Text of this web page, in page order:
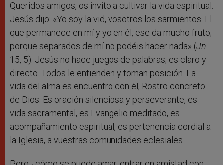
Queridos amigos, os invito a cultivar la vida espiritual.
Jesús dijo: «Yo soy la vid, vosotros los sarmientos. El
que permanece en mí y yo en él, ese da mucho fruto;
porque separados de mí no podéis hacer nada» (Jn
15, 5). Jesús no hace juegos de palabras; es claro y
directo. Todos le entienden y toman posición. La
vida del alma es encuentro con él, Rostro concreto
de Dios. Es oración silenciosa y perseverante, es
vida sacramental, es Evangelio meditado, es
acompañamiento espiritual, es pertenencia cordial a
la Iglesia, a vuestras comunidades eclesiales.